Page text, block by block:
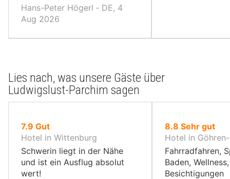
Hans-Peter Högerl ‐ DE, 4
Aug 2026
Lies nach, was unsere Gäste über
Ludwigslust-Parchim sagen
7.9 von
10,
Gut
Hotel in Wittenburg
Schwerin liegt in der Nähe
und ist ein Ausflug absolut
wert!
8.8 von
10,
Sehr gut
Hotel in
Fahrradfahren,
Baden,
Besichtigungen